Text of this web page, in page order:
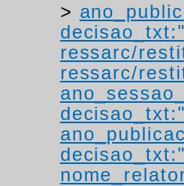
>
ressarc/
ressarc/